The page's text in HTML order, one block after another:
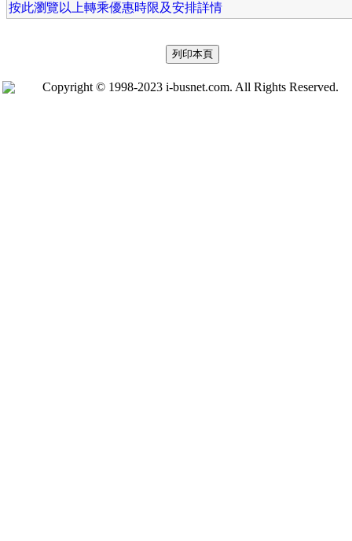
按此瀏覽以上轉乘優惠時限及安排詳情
Copyright © 1998-2023 i-busnet.com. All Rights Reserved.